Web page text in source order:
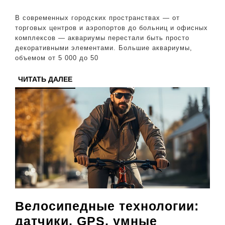
мир
В современных городских пространствах — от
торговых центров и аэропортов до больниц и офисных
комплексов — аквариумы перестали быть просто
декоративными элементами. Большие аквариумы,
объемом от 5 000 до 50
ЧИТАТЬ ДАЛЕЕЧИТАТЬ
ДАЛЕЕ
Велосипедные технологии:
датчики, GPS, умные